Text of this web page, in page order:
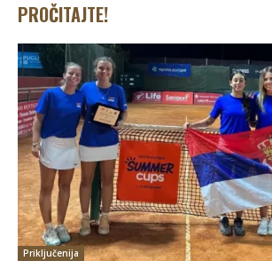
PROČITAJTE!
Priključenija